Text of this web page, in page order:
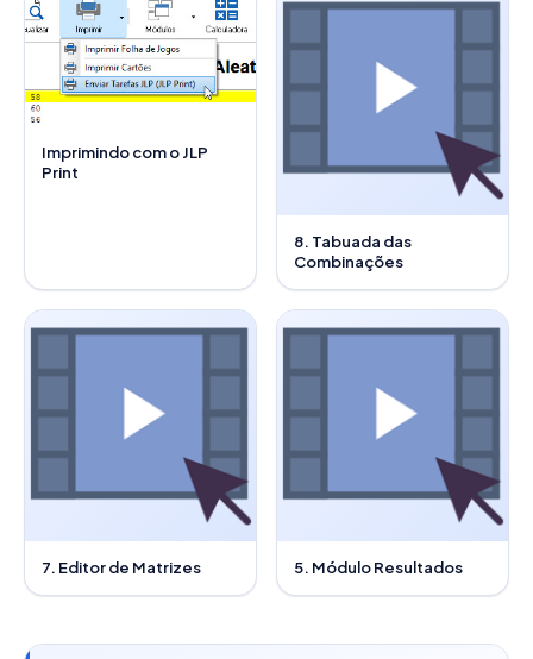
Imprimindo com o JLP
Print
8. Tabuada das
Combinações
7. Editor de Matrizes 5. Módulo Resultados